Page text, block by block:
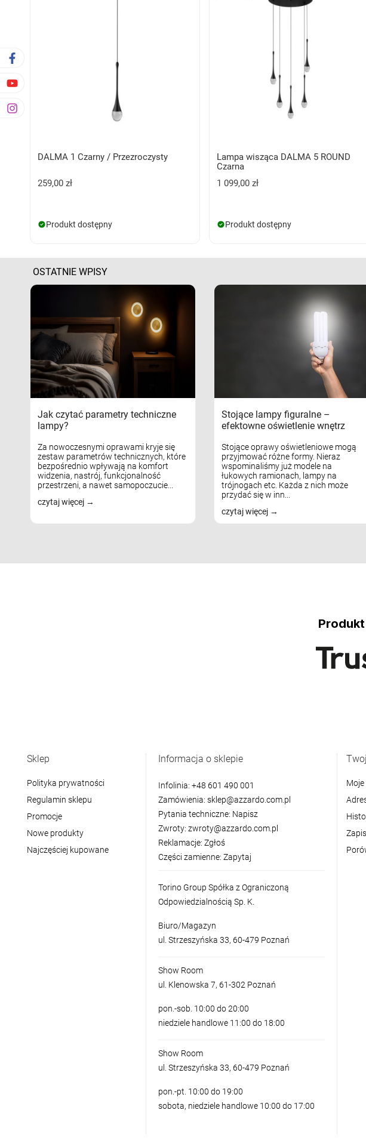
DALMA 1 Czarny / Przezroczysty
259,00 zł
Produkt dostępny
Lampa wisząca DALMA 5 ROUND
Czarna
1 099,00 zł
Produkt dostępny
OSTATNIE WPISY
Jak czytać parametry techniczne
lampy?
Za nowoczesnymi oprawami kryje się
zestaw parametrów technicznych, które
bezpośrednio wpływają na komfort
widzenia, nastrój, funkcjonalność
przestrzeni, a nawet samopoczucie...
czytaj więcej
Stojące lampy figuralne –
efektowne oświetlenie wnętrz
Stojące oprawy oświetleniowe mogą
przyjmować różne formy. Nieraz
wspominaliśmy już modele na
łukowych ramionach, lampy na
trójnogach etc. Każda z nich może
przydać się w inn...
czytaj więcej
Sklep
Polityka prywatności
Regulamin sklepu
Promocje
Nowe produkty
Najczęściej kupowane
Informacja o sklepie
Infolinia: +48 601 490 001
Zamówienia: sklep@azzardo.com.pl
Pytania techniczne: Napisz
Zwroty: zwroty@azzardo.com.pl
Reklamacje: Zgłoś
Części zamienne: Zapytaj
Torino Group Spółka z Ograniczoną
Odpowiedzialnością Sp. K.
Biuro/Magazyn
ul. Strzeszyńska 33, 60-479 Poznań
Show Room
ul. Klenowska 7, 61-302 Poznań
pon.-sob. 10:00 do 20:00
niedziele handlowe 11:00 do 18:00
Show Room
ul. Strzeszyńska 33, 60-479 Poznań
pon.-pt. 10:00 do 19:00
sobota, niedziele handlowe 10:00 do 17:00